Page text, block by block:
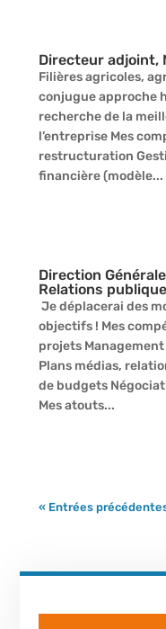
Directeur adjoint,
Filières agricoles,
conjugue approche
recherche de la
l’entreprise Mes
restructuration
financière (modèle...
Direction
Relations
Je déplacerai des
objectifs ! Mes
projets
Plans médias,
de budgets
Mes atouts...
« Entrées